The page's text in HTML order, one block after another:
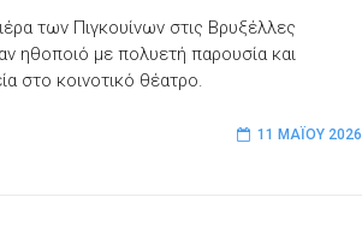
των Πιγκουίνων στις Βρυξέλλες
ηθοποιό με πολυετή παρουσία και
στο κοινοτικό θέατρο.
11 ΜΑΪ́ΟΥ 2026